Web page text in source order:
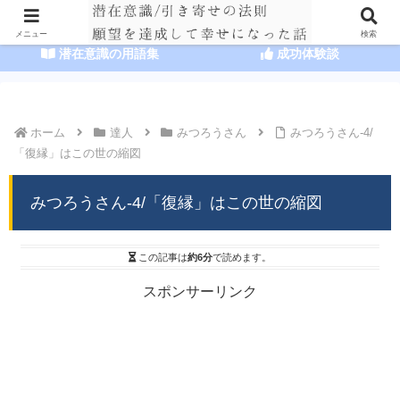
HOME 潜在意識の達人まとめ
潜在意識の用語集 成功体験談
ホーム 達人 みつろうさん
みつろうさん-4/
「復縁」はこの世の縮図
みつろうさん-4/「復縁」はこの世の縮図
この記事は約6分で読めます。
スポンサーリンク
メニュー 検索